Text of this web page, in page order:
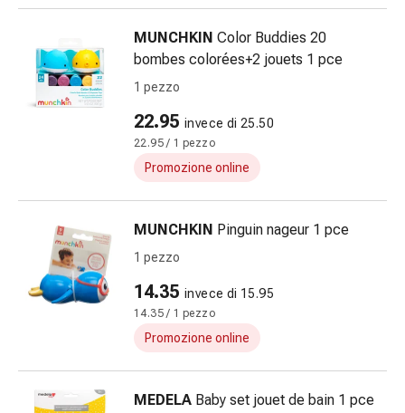
sanguigna
Cessazione
Vene
Coagulazione
sangue
cardiaci
nervosi
Disturbi
memoria
concentrazione
MUNCHKIN Color Buddies 20
bombes colorées+2 jouets 1 pce
1 pezzo
22.95 invece di 25.50
22.95 / 1 pezzo
Promozione online
MUNCHKIN Pinguin nageur 1 pce
1 pezzo
14.35 invece di 15.95
14.35 / 1 pezzo
Promozione online
MEDELA Baby set jouet de bain 1 pce